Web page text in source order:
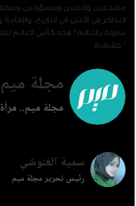
مشجعين ولاعبين ومسؤولين
التذاكر هي الأغلى في التاريخ،
بطولة بالعالم؟ هذه كأس العالم
حقيقية."
مجلة ميم
مجلة ميم..
سمية الغنوشي
رئيس تحرير مجلة ميم